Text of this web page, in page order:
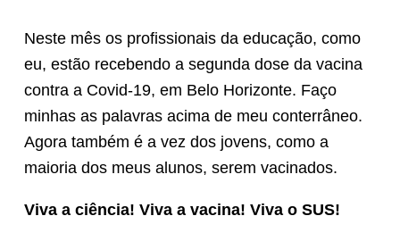
Neste mês os profissionais da educação, como
eu, estão recebendo a segunda dose da vacina
contra a Covid-19, em Belo Horizonte. Faço
minhas as palavras acima de meu conterrâneo.
Agora também é a vez dos jovens, como a
maioria dos meus alunos, serem vacinados.
Viva a ciência! Viva a vacina! Viva o SUS!